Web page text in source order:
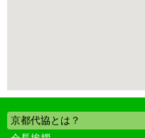
京都代協とは？